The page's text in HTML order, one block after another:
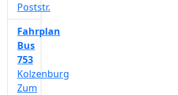
Poststr.
Fahrplan
Bus
753
Kolzenburg
Zum